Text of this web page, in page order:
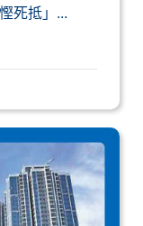
死抵」...